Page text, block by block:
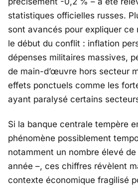
statistiques officielles russes.
sont avancés pour expliquer ce
le début du conflit : inflation
dépenses militaires massives,
de main-d’œuvre hors secteur
effets ponctuels comme les
ayant paralysé certains
Si la banque centrale tempère
phénomène possiblement
notamment un nombre élevé
année –, ces chiffres révèlent
contexte économique fragilisé